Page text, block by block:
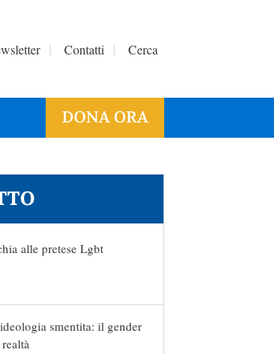
Contatti Cerca
DONA ORA
alle pretese Lgbt
smentita: il gender